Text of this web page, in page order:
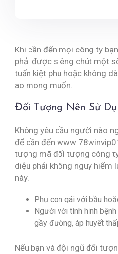
Khi cần đến mọi công ty
phải được siêng chút một
tuấn kiệt phụ hoặc không
ao mong muốn.
Đối Tượng Nên Sử
Không yêu cầu người nào
để cần đến www
tượng mã đối tượng công
diệu phải không nguy hiểm
này.
Phụ con gái với bầu
Người với tình hình
gầy đường, áp huyết
Nếu bạn và đội ngũ đối